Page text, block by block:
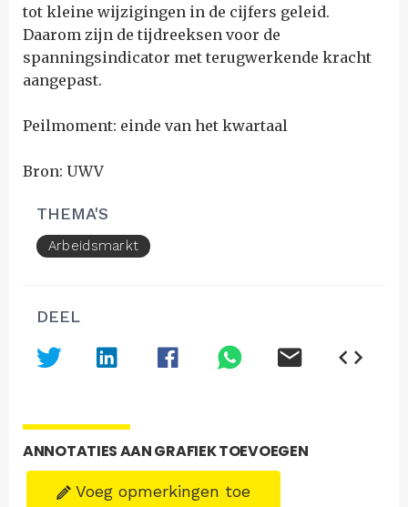
tot kleine wijzigingen in de cijfers geleid.
Daarom zijn de tijdreeksen voor de
spanningsindicator met terugwerkende kracht
aangepast.
Peilmoment: einde van het kwartaal
Bron: UWV
THEMA'S
Arbeidsmarkt
DEEL
ANNOTATIES AAN GRAFIEK TOEVOEGEN
Voeg opmerkingen toe